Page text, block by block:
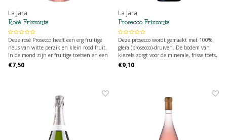
La Jara
Rosé Frizzante
Deze rosé Prosecco heeft een erg fruitige
neus van witte perzik en klein rood fruit.
In de mond zijn er fruitige toetsen en een
aangename frisheid. Deze frizzante is
eerder licht en dus perfect als aperitief
€7,50
La Jara
Prosecco Frizzante
Deze prosecco wordt gemaakt met 100%
glera (prosecco)-druiven. De bodem van
kiezels zorgt voor de minerale, frisse toets,
wat bijdraagt aan het fijne, elegante
karakter van deze parelende prosecco.
€9,10